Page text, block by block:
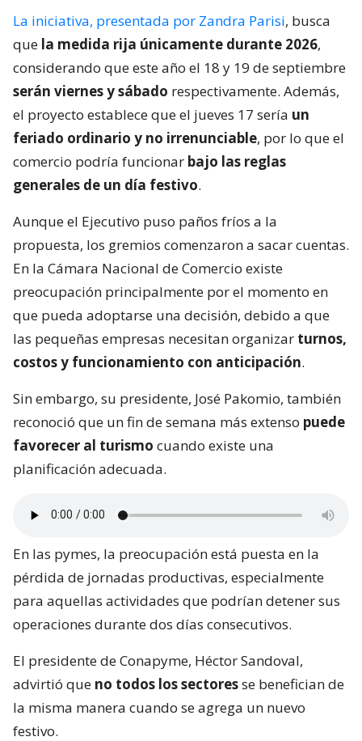
La iniciativa, presentada por Zandra Parisi, busca
que la medida rija únicamente durante 2026,
considerando que este año el 18 y 19 de septiembre
serán viernes y sábado respectivamente. Además,
el proyecto establece que el jueves 17 sería un
feriado ordinario y no irrenunciable, por lo que el
comercio podría funcionar bajo las reglas
generales de un día festivo.
Aunque el Ejecutivo puso paños fríos a la
propuesta, los gremios comenzaron a sacar cuentas.
En la Cámara Nacional de Comercio existe
preocupación principalmente por el momento en
que pueda adoptarse una decisión, debido a que
las pequeñas empresas necesitan organizar turnos,
costos y funcionamiento con anticipación.
Sin embargo, su presidente, José Pakomio, también
reconoció que un fin de semana más extenso puede
favorecer al turismo cuando existe una
planificación adecuada.
En las pymes, la preocupación está puesta en la
pérdida de jornadas productivas, especialmente
para aquellas actividades que podrían detener sus
operaciones durante dos días consecutivos.
El presidente de Conapyme, Héctor Sandoval,
advirtió que no todos los sectoresse benefician de
la misma manera cuando se agrega un nuevo
festivo.